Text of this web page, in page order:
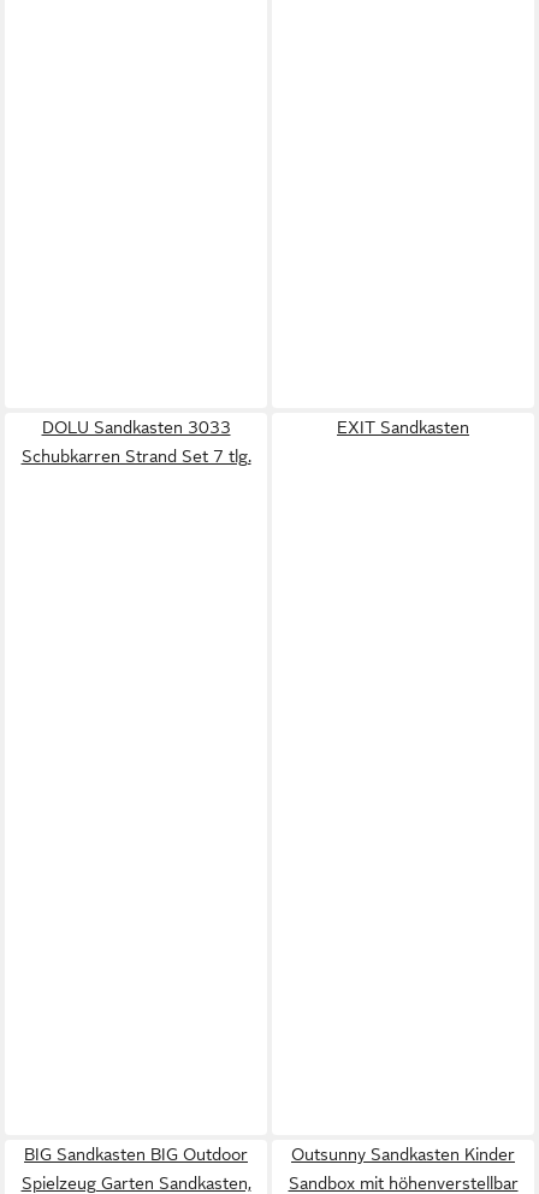
DOLU Sandkasten 3033
Schubkarren Strand Set 7 tlg.
EXIT Sandkasten
BIG Sandkasten BIG Outdoor
Spielzeug Garten Sandkasten,
Outsunny Sandkasten Kinder
Sandbox mit höhenverstellbar